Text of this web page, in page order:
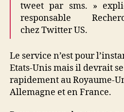
tweet par sms. »
responsable
chez Twitter US.
Le service n’est pour
Etats-Unis mais il devrait
rapidement au Royaume-
Allemagne et en France.